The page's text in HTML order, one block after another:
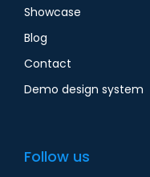
Showcase
Blog
Contact
Demo design system
Follow us